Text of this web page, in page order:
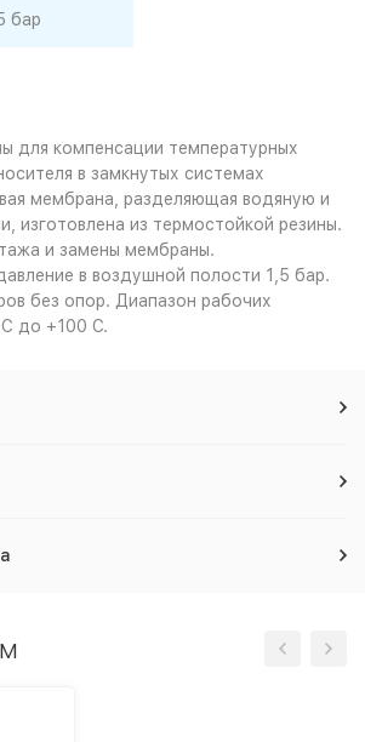
бар
для компенсации температурных
в замкнутых системах
мембрана, разделяющая водяную и
изготовлена из термостойкой резины.
и замены мембраны.
в воздушной полости 1,5 бар.
без опор. Диапазон рабочих
до +100 С.